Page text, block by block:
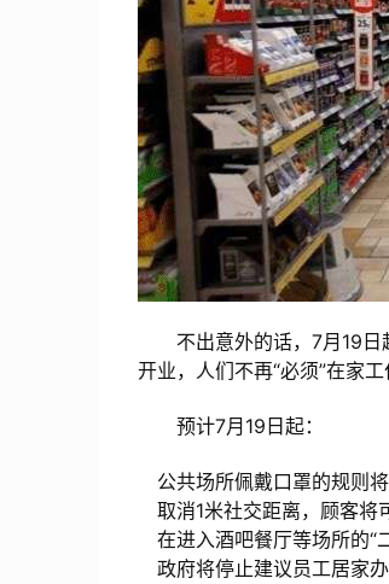
不出意外的话，7月19日
开业，人们不再“必须”在家
预计7月19日起：
公共场所佩戴口罩的规则
取消1米社交距离，顾客将
在进入酒吧餐厅等场所的“
政府将停止建议员工居家